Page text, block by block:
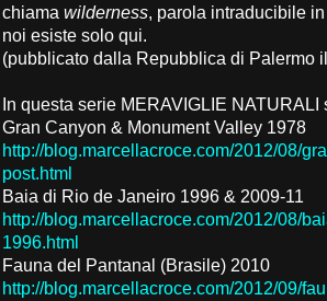
chiama wilderness, parola intraducibile
noi esiste solo qui.
(pubblicato dalla Repubblica di Palermo
In questa serie MERAVIGLIE
Gran Canyon & Monument Valley 1978
http://blog.marcellacroce.com/2012/08/
post.html
Baia di Rio de Janeiro 1996 & 2009-11
http://blog.marcellacroce.com/2012/08/
1996.html
Fauna del Pantanal (Brasile) 2010
http://blog.marcellacroce.com/2012/09/